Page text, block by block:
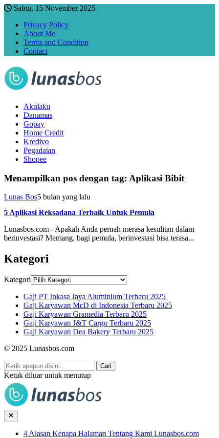
Sabtu, 15 November 2025
Privacy Policy
About Me
Terms and Condition
Contact
Akulaku
Danamas
Gopay
Home Credit
Kredivo
Pegadaian
Shopee
Menampilkan pos dengan tag: Aplikasi Bibit
Lunas Bos5 bulan yang lalu
5 Aplikasi Reksadana Terbaik Untuk Pemula
Lunasbos.com - Apakah Anda pernah merasa kesulitan dalam
berinvestasi? Memang, bagi pemula, berinvestasi bisa terasa...
Kategori
Kategori
Gaji PT Inkasa Jaya Aluminium Terbaru 2025
Gaji Karyawan McD di Indonesia Terbaru 2025
Gaji Karyawan Gramedia Terbaru 2025
Gaji Karyawan J&T Cargo Terbaru 2025
Gaji Karyawan Dea Bakery Terbaru 2025
© 2025 Lunasbos.com
Cari
Ketuk diluar untuk menutup
4 Alasan Kenapa Halaman Tentang Kami Lunasbos.com